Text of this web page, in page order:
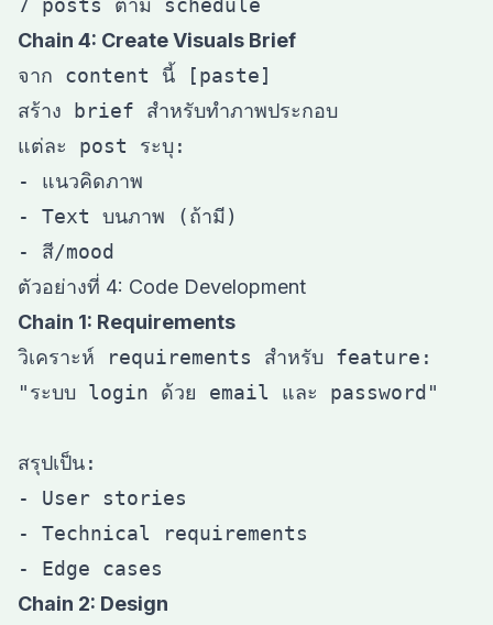
Chain 4: Create Visuals Brief
จาก content นี้ [paste]
สร้าง brief สำหรับทำภาพประกอบ
แต่ละ post ระบุ:
- แนวคิดภาพ
- Text บนภาพ (ถ้ามี)
ตัวอย่างที่ 4: Code Development
Chain 1: Requirements
วิเคราะห์ requirements สำหรับ feature:
"ระบบ login ด้วย email และ password"
สรุปเป็น:
- User stories
- Technical requirements
Chain 2: Design